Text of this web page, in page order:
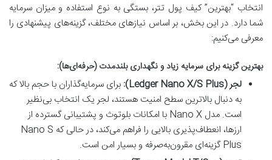
انتخاب “بهترین” کیف پول تتر، بستگی به نوع استفاده و میزان سرمایه
شما دارد. در این بخش، بر اساس نیازهای مختلف، گزینه‌های پیشنهادی را
معرفی می‌کنیم:
بهترین گزینه برای سرمایه زیاد و نگهداری بلندمدت (حرفه‌ای‌ها):
لجر (Ledger Nano X/S Plus):
برای سرمایه‌گذاران با حجم بالا که
به دنبال بالاترین سطح امنیت هستند، لجر یک انتخاب بی‌نظیر
است. مدل Nano X با امکانات بلوتوث و پشتیبانی گسترده از
ارزها، انعطاف‌پذیری بالایی را فراهم می‌کند، در حالی که Nano S
Plus گزینه‌ای مقرون‌به‌صرفه و بسیار امن است.